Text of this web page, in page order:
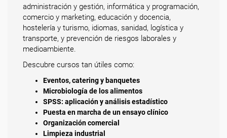
administración y gestión, informática y programación,
comercio y marketing, educación y docencia,
hostelería y turismo, idiomas, sanidad, logística y
transporte, y prevención de riesgos laborales y
medioambiente.
Descubre cursos tan útiles como:
Eventos, catering y banquetes
Microbiología de los alimentos
SPSS: aplicación y análisis estadístico
Puesta en marcha de un ensayo clínico
Organización comercial
Limpieza industrial